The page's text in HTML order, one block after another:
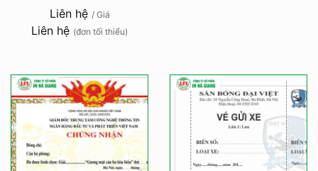
Liên hệ / Giá
Liên hệ (đơn tối thiểu)